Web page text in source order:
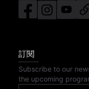
訂閱
Subscribe to our
the upcoming